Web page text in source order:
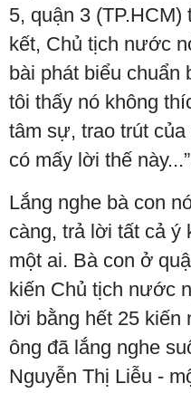
5, quận 3
kết, Chủ tịch nước
bài phát biểu
tôi thấy nó không
tâm sự, trao trút
có mấy lời thế
Lắng nghe bà con
càng, trả lời tất cả ý
một ai. Bà con ở
kiến Chủ tịch nước
lời bằng hết 25
ông đã lắng nghe
Nguyễn Thị Liễu -